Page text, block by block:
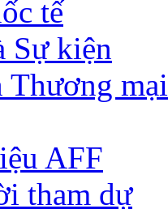
tế
Sự kiện
Thương
AFF
tham dự